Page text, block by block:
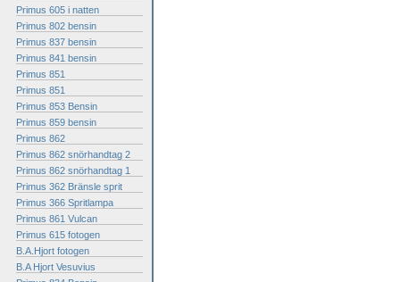
Primus 605 i natten
Primus 802 bensin
Primus 837 bensin
Primus 841 bensin
Primus 851
Primus 851
Primus 853 Bensin
Primus 859 bensin
Primus 862
Primus 862 snörhandtag 2
Primus 862 snörhandtag 1
Primus 362 Bränsle sprit
Primus 366 Spritlampa
Primus 861 Vulcan
Primus 615 fotogen
B.A.Hjort fotogen
B.A Hjort Vesuvius